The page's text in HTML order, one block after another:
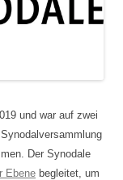
und war auf zwei
Der Synodale
Ebene begleitet, um